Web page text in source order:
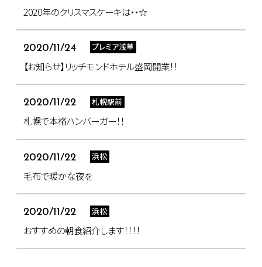
2020年のクリスマスケーキは・・☆
2020/11/24 プレミア浅草
【お知らせ】リッチモンドホテル盛岡開業！！
2020/11/22 札幌駅前
札幌で本格ハンバーガー！！
2020/11/22 浜松
毛布で暖かな夜を
2020/11/22 浜松
おすすめの朝食紹介します！！！！